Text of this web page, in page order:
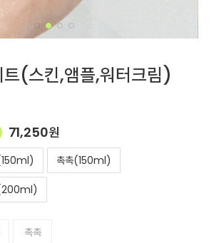
(스킨,앰플,워터크림)
71,250원
촉촉(150ml)
촉촉